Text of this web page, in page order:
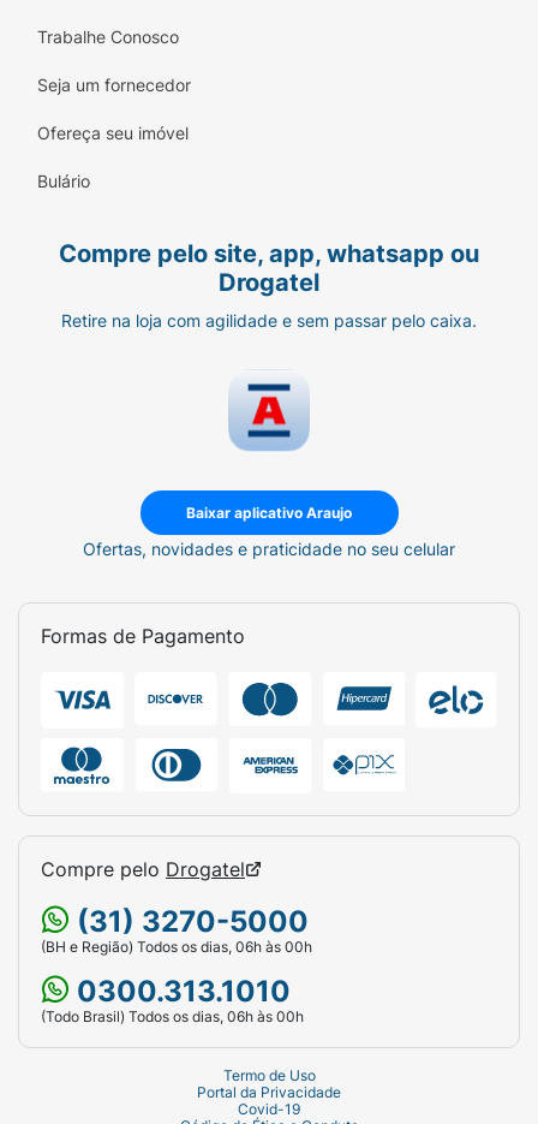
Trabalhe Conosco
Seja um fornecedor
Ofereça seu imóvel
Bulário
Compre pelo site, app, whatsapp ou
Drogatel
Retire na loja com agilidade e sem passar pelo caixa.
Baixar aplicativo Araujo
Ofertas, novidades e praticidade no seu celular
Formas de Pagamento
Compre pelo Drogatel
(31) 3270-5000
(BH e Região) Todos os dias, 06h às 00h
0300.313.1010
(Todo Brasil) Todos os dias, 06h às 00h
Termo de Uso
Portal da Privacidade
Covid-19